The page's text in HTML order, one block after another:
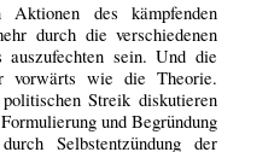
Aktionen des kämpfenden
durch die verschiedenen
sein. Und die
vorwärts wie die Theorie.
Streik diskutieren
und Begründung
Selbstentzündung der